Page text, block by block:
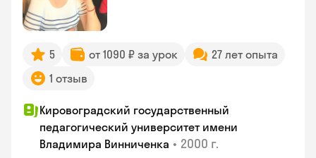
5 от 1090 ₽ за урок
27 лет опыта
1 отзыв
Кировоградский государственный
педагогический университет имени
Владимира Винниченка • 2000 г.